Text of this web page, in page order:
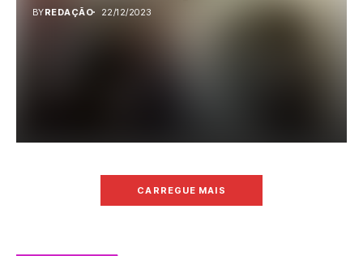
BYREDAÇÃO 22/12/2023
CARREGUE MAIS